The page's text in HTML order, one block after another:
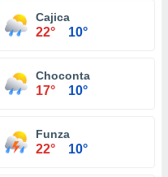
Cajica
22° 10°
Choconta
17° 10°
Funza
22° 10°